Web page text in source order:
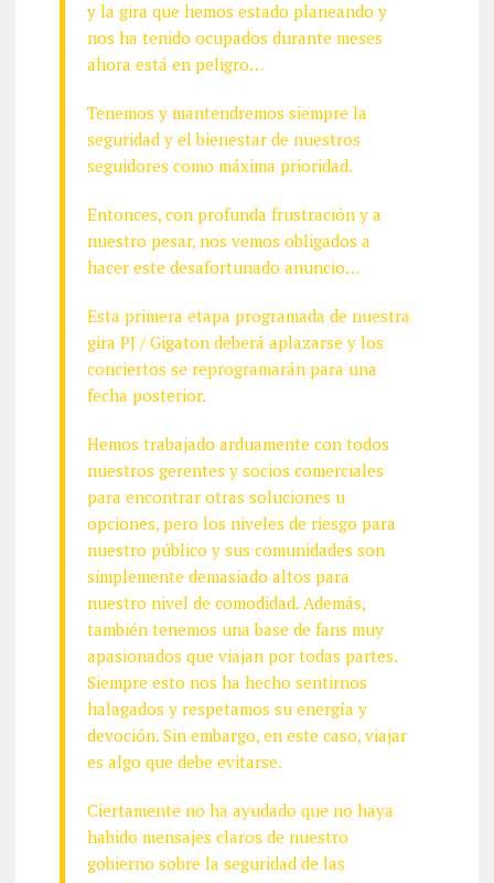
y la gira que hemos estado planeando y
nos ha tenido ocupados durante meses
ahora está en peligro…
Tenemos y mantendremos siempre la
seguridad y el bienestar de nuestros
seguidores como máxima prioridad.
Entonces, con profunda frustración y a
nuestro pesar, nos vemos obligados a
hacer este desafortunado anuncio…
Esta primera etapa programada de nuestra
gira PJ / Gigaton deberá aplazarse y los
conciertos se reprogramarán para una
fecha posterior.
Hemos trabajado arduamente con todos
nuestros gerentes y socios comerciales
para encontrar otras soluciones u
opciones, pero los niveles de riesgo para
nuestro público y sus comunidades son
simplemente demasiado altos para
nuestro nivel de comodidad. Además,
también tenemos una base de fans muy
apasionados que viajan por todas partes.
Siempre esto nos ha hecho sentirnos
halagados y respetamos su energía y
devoción. Sin embargo, en este caso, viajar
es algo que debe evitarse.
Ciertamente no ha ayudado que no haya
habido mensajes claros de nuestro
gobierno sobre la seguridad de las